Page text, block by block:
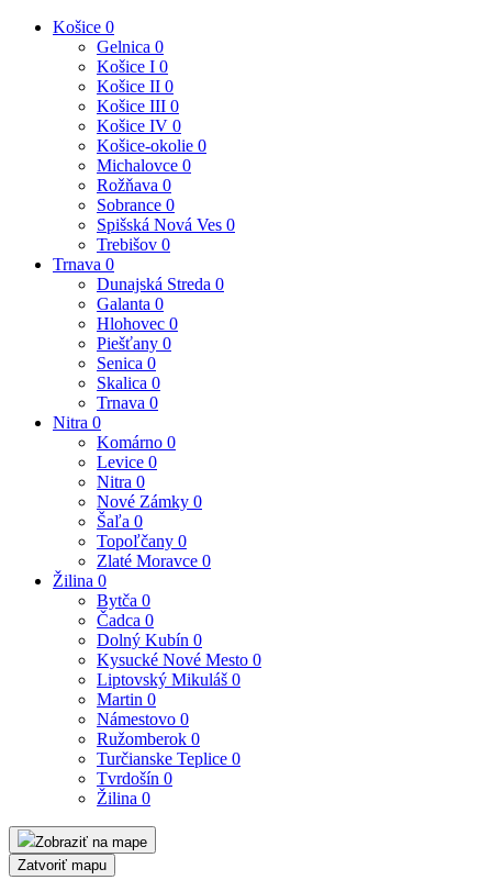
Košice 0
Gelnica 0
Košice I 0
Košice II 0
Košice III 0
Košice IV 0
Košice-okolie 0
Michalovce 0
Rožňava 0
Sobrance 0
Spišská Nová Ves 0
Trebišov 0
Trnava 0
Dunajská Streda 0
Galanta 0
Hlohovec 0
Piešťany 0
Senica 0
Skalica 0
Trnava 0
Nitra 0
Komárno 0
Levice 0
Nitra 0
Nové Zámky 0
Šaľa 0
Topoľčany 0
Zlaté Moravce 0
Žilina 0
Bytča 0
Čadca 0
Dolný Kubín 0
Kysucké Nové Mesto 0
Liptovský Mikuláš 0
Martin 0
Námestovo 0
Ružomberok 0
Turčianske Teplice 0
Tvrdošín 0
Žilina 0
Zobraziť na mape
Zatvoriť mapu